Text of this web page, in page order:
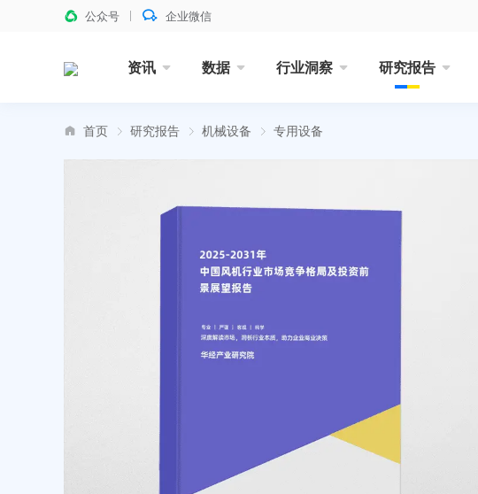
公众号 企业微信
资讯 数据 行业洞察 研究报告
首页 研究报告 机械设备 专用设备